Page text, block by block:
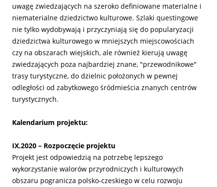
uwagę zwiedzających na szeroko definiowane materialne i
niematerialne dziedzictwo kulturowe. Szlaki questingowe
nie tylko wydobywają i przyczyniają się do popularyzacji
dziedzictwa kulturowego w mniejszych miejscowościach
czy na obszarach wiejskich, ale również kierują uwagę
zwiedzających poza najbardziej znane, "przewodnikowe"
trasy turystyczne, do dzielnic położonych w pewnej
odległości od zabytkowego śródmieścia znanych centrów
turystycznych.
Kalendarium projektu:
IX.2020 – Rozpoczęcie projektu
Projekt jest odpowiedzią na potrzebę lepszego
wykorzystanie walorów przyrodniczych i kulturowych
obszaru pogranicza polsko-czeskiego w celu rozwoju